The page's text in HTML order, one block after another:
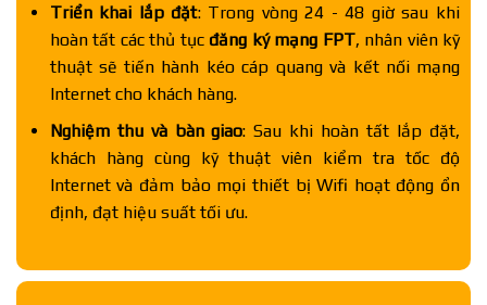
Triển khai lắp đặt: Trong vòng 24 - 48 giờ sau khi
hoàn tất các thủ tục đăng ký mạng FPT, nhân viên kỹ
thuật sẽ tiến hành kéo cáp quang và kết nối mạng
Internet cho khách hàng.
Nghiệm thu và bàn giao: Sau khi hoàn tất lắp đặt,
khách hàng cùng kỹ thuật viên kiểm tra tốc độ
Internet và đảm bảo mọi thiết bị Wifi hoạt động ổn
định, đạt hiệu suất tối ưu.